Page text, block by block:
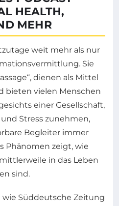
HEALTH,
MEHR
weit mehr als nur
Sie
dienen als Mittel
bieten vielen Menschen
einer Gesellschaft,
Stress zunehmen,
Begleiter immer
Phänomen zeigt, wie
in das Leben
sind.
wie Süddeutsche Zeitung